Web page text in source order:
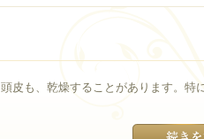
皮も、乾燥することがあります。特